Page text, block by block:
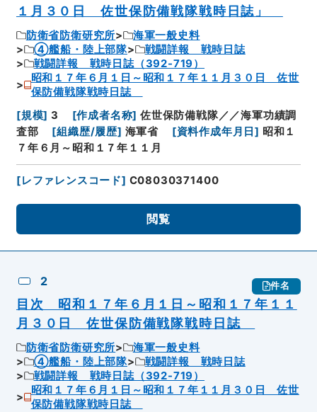
１月３０日 佐世保防備戦隊戦時日誌」
防衛省防衛研究所
海軍一般史料
④艦船・陸上部隊
戦闘詳報 戦時日誌
戦闘詳報 戦時日誌（392-719）
昭和１７年６月１日～昭和１７年１１月３０日 佐世
保防備戦隊戦時日誌
[規模] 3 [作成者名称] 佐世保防備戦隊／／海軍功績調
査部
[組織歴/履歴] 海軍省 [資料作成年月日] 昭和１
７年６月～昭和１７年１１月
[レファレンスコード] C08030371400
閲覧
2 件名
目次 昭和１７年６月１日～昭和１７年１１
月３０日 佐世保防備戦隊戦時日誌
防衛省防衛研究所
海軍一般史料
④艦船・陸上部隊
戦闘詳報 戦時日誌
戦闘詳報 戦時日誌（392-719）
昭和１７年６月１日～昭和１７年１１月３０日 佐世
保防備戦隊戦時日誌